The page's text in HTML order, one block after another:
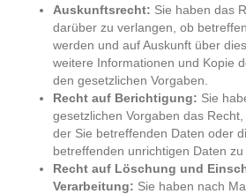
Auskunftsrecht: Sie haben das
darüber zu verlangen, ob
werden und auf Auskunft über
weitere Informationen und Kopie
den gesetzlichen Vorgaben.
Recht auf Berichtigung: Sie
gesetzlichen Vorgaben das
der Sie betreffenden Daten oder
betreffenden unrichtigen Daten zu
Recht auf Löschung und
Verarbeitung: Sie haben nach